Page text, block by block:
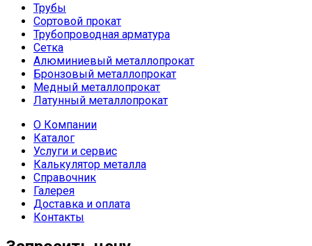
Трубы
Сортовой прокат
Трубопроводная арматура
Сетка
Алюминиевый металлопрокат
Бронзовый металлопрокат
Медный металлопрокат
Латунный металлопрокат
О Компании
Каталог
Услуги и сервис
Калькулятор металла
Справочник
Галерея
Доставка и оплата
Контакты